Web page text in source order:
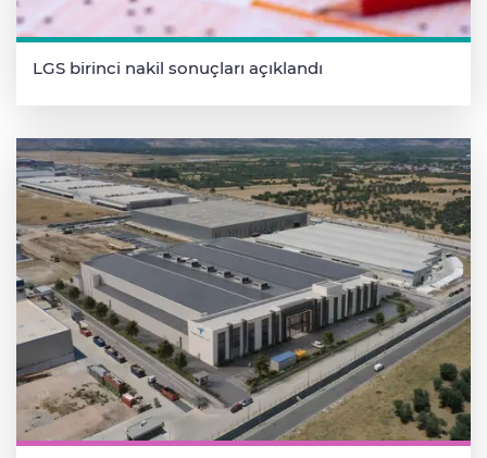
LGS birinci nakil sonuçları açıklandı